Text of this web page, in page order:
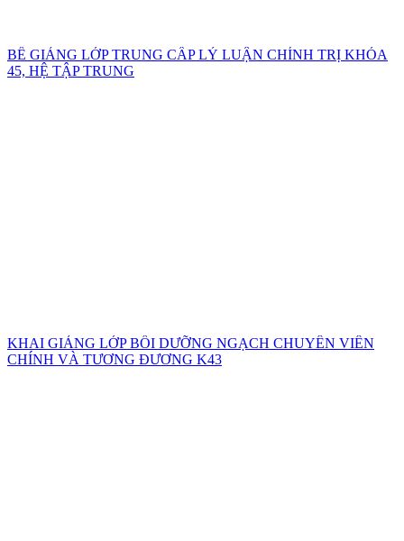
BẾ GIẢNG LỚP TRUNG CẤP LÝ LUẬN CHÍNH TRỊ KHÓA
45, HỆ TẬP TRUNG
KHAI GIẢNG LỚP BỒI DƯỠNG NGẠCH CHUYÊN VIÊN
CHÍNH VÀ TƯƠNG ĐƯƠNG K43